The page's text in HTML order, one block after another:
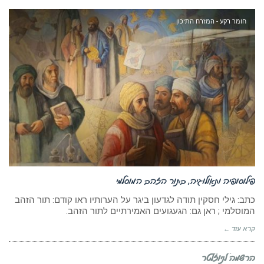
חומר רקע - המזרח התיכון
פילוסופיה ותאולוגיה, בתור הזהב המוסלמי
כתב: גילי חסקין תודה לגדעון ביגר על הערותיו ראו קודם: תור הזהב
המוסלמי ; ראן גם: הגעגועים האמירתיים לתור הזהב.
קרא עוד ←
הרשמה לניוזלטר